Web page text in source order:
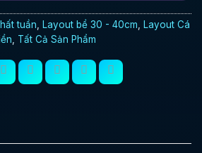
tuần Layout bể 30 - 40cm
Layout Cá
Tất Cả Sản Phẩm